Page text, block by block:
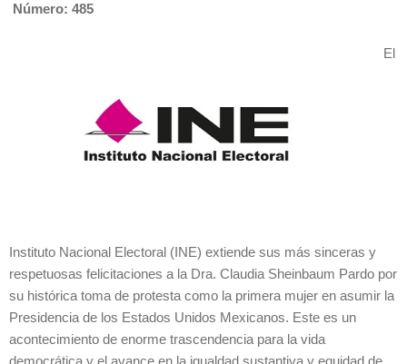
Número: 485
El
Instituto Nacional Electoral (INE) extiende sus más sinceras y
respetuosas felicitaciones a la Dra. Claudia Sheinbaum Pardo por
su histórica toma de protesta como la primera mujer en asumir la
Presidencia de los Estados Unidos Mexicanos. Este es un
acontecimiento de enorme trascendencia para la vida